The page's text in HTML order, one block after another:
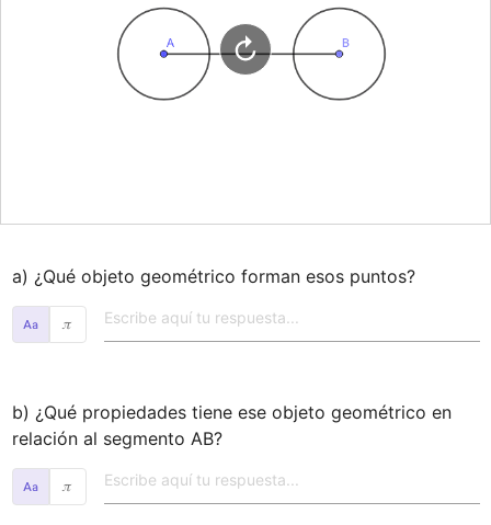
a) ¿Qué objeto geométrico forman esos puntos?
𝜋
b) ¿Qué propiedades tiene ese objeto geométrico en
relación al segmento AB?
𝜋